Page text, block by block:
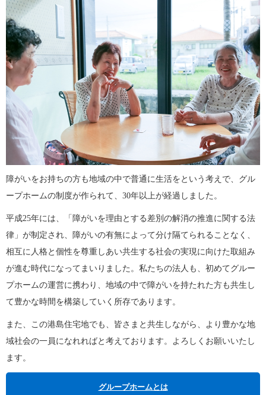
障がいをお持ちの方も地域の中で普通に生活をという考えで、グル
ープホームの制度が作られて、30年以上が経過しました。
平成25年には、「障がいを理由とする差別の解消の推進に関する法
律」が制定され、障がいの有無によって分け隔てられることなく、
相互に人格と個性を尊重しあい共生する社会の実現に向けた取組み
が進む時代になってまいりました。私たちの法人も、初めてグルー
プホームの運営に携わり、地域の中で障がいを持たれた方も共生し
て豊かな時間を構築していく所存であります。
また、この港島住宅地でも、皆さまと共生しながら、より豊かな地
域社会の一員になれればと考えております。よろしくお願いいたし
ます。
グループホームとは